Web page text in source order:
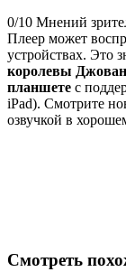
0/10 Мнений
Плеер может
устройствах. Это
королевы
планшете с
iPad). Смотрите
озвучкой в
Смотреть